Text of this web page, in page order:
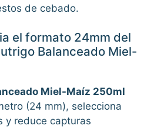
de cebado.
el formato 24mm del
Balanceado Miel-
Miel-Maíz 250ml
(24 mm), selecciona
y reduce capturas